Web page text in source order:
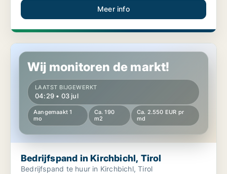
Meer info
Bedrijfspand in Kirchbichl, Tirol
Wij monitoren de markt!
LAATST BIJGEWERKT
04:29 • 03 jul
Aangemaakt 1
mo
Ca. 190
m2
Ca. 2.550 EUR pr
md
Bedrijfspand in Kirchbichl, Tirol
Bedrijfspand te huur in Kirchbichl, Tirol